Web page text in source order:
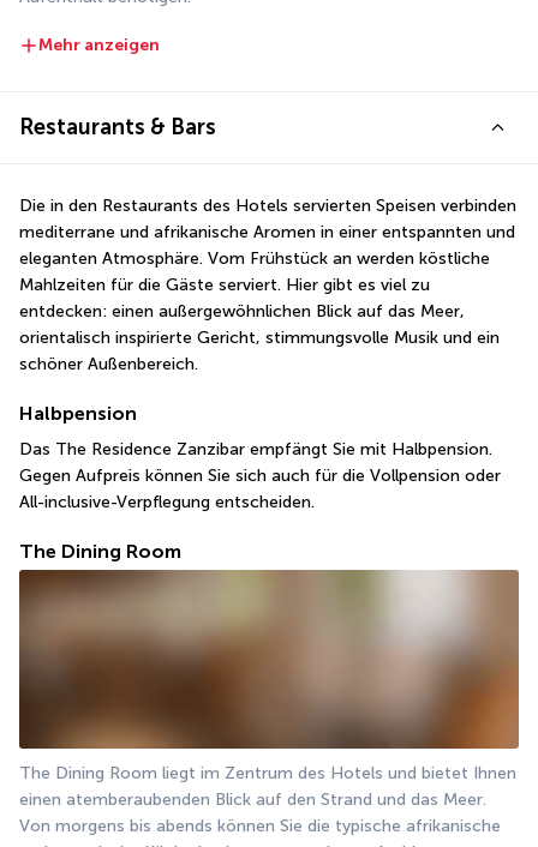
Mehr anzeigen
Restaurants & Bars
Die in den Restaurants des Hotels servierten Speisen verbinden
mediterrane und afrikanische Aromen in einer entspannten und
eleganten Atmosphäre. Vom Frühstück an werden köstliche
Mahlzeiten für die Gäste serviert. Hier gibt es viel zu
entdecken: einen außergewöhnlichen Blick auf das Meer,
orientalisch inspirierte Gericht, stimmungsvolle Musik und ein
schöner Außenbereich.
Halbpension
Das The Residence Zanzibar empfängt Sie mit Halbpension.
Gegen Aufpreis können Sie sich auch für die Vollpension oder
All-inclusive-Verpflegung entscheiden.
The Dining Room
The Dining Room liegt im Zentrum des Hotels und bietet Ihnen
einen atemberaubenden Blick auf den Strand und das Meer.
Von morgens bis abends können Sie die typische afrikanische